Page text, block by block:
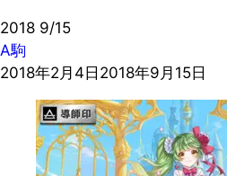
2018 9/15
A駒
2018年2月4日 2018年9月15日